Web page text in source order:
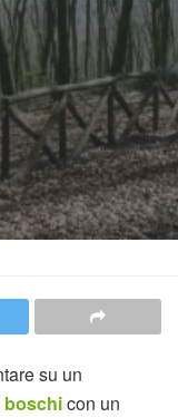
su un
boschicon un